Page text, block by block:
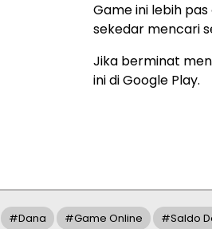
Game ini lebih
sekedar mencari
Jika berminat
ini di Google Play.
#dana #game Online #saldo